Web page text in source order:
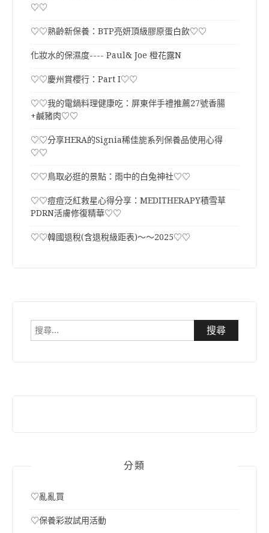
♡♡
♡♡熟齡新保養：BTP亮妍頂級膠原蛋白飲♡♡
化妝水的保濕度---- Paul& Joe 橙花露N
♡♡慶州賞櫻行：Part I♡♡
♡♡我的電鍋料理健康吃：屏東伴手禮推薦27號香腸
+鹹豬肉♡♡
♡♡分享HERA的Signia稀佳旎系列保養品使用心得
♡♡
♡♡鳥取必逛的景點：雨中的白兔神社♡♡
♡♡痘痘泛紅救星心得分享：MEDITHERAPY積雪草
PDRN活膚修復精華♡♡
♡♡韓國退稅(含退稅級距表)～～2025♡♡
搜
分類
♡亂亂買
♡保養彩妝試用活動